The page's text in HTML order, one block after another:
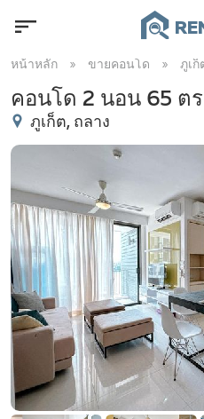
หน้าหลัก ขายคอนโด ภูเก็
คอนโด 2 นอน 65 ต
ภูเก็ต, ถลาง